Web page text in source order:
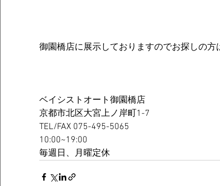
御園橋店に展示しておりますのでお探しの
ベイシストオート御園橋店
京都市北区大宮上ノ岸町1-7
TEL/FAX 075-495-5065
10:00~19:00
毎週日、月曜定休